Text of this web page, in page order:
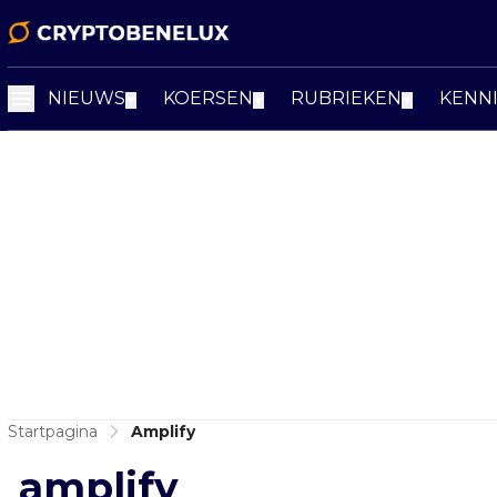
NIEUWS KOERSEN RUBRIEKEN
Startpagina Amplify
amplify